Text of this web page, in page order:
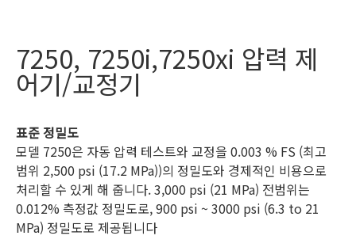
7250, 7250i,7250xi 압력 제
어기/교정기
표준 정밀도
모델 7250은 자동 압력 테스트와 교정을 0.003 % FS (최고
범위 2,500 psi (17.2 MPa))의 정밀도와 경제적인 비용으로
처리할 수 있게 해 줍니다. 3,000 psi (21 MPa) 전범위는
0.012% 측정값 정밀도로, 900 psi ~ 3000 psi (6.3 to 21
MPa) 정밀도로 제공됩니다